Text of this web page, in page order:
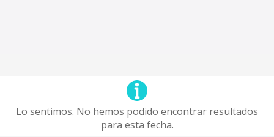
Lo sentimos. No hemos podido encontrar resultados
para esta fecha.